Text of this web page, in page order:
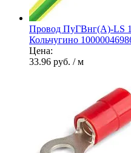
Провод ПуГВнг(А)-LS
Кольчугино
Цена:
33.96 руб. / м